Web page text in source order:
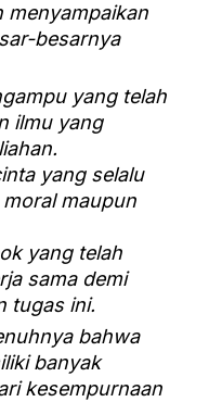
menyampaikan
besarnya
yang telah
ilmu yang
yang selalu
maupun
yang telah
sama demi
tugas ini.
bahwa
banyak
kesempurnaan